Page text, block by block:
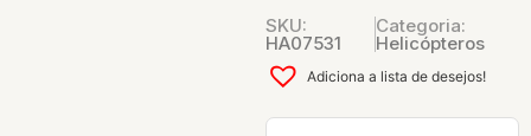
SKU:
HA07531
Categoria:
Helicópteros
Adiciona a lista de desejos!